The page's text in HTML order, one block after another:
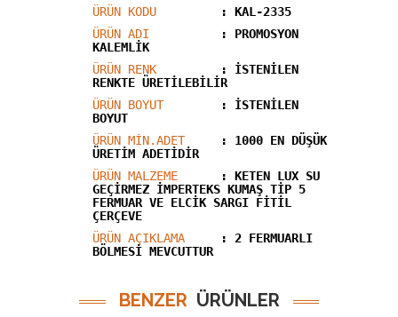
ÜRÜN KODU
: KAL-2335
ÜRÜN ADI
: PROMOSYON
KALEMLİK
ÜRÜN RENK
: İSTENİLEN
RENKTE ÜRETİLEBİLİR
ÜRÜN BOYUT
: İSTENİLEN
BOYUT
ÜRÜN MİN.ADET
: 1000 EN DÜŞÜK
ÜRETİM ADETİDİR
ÜRÜN MALZEME
: KETEN LUX SU
GEÇİRMEZ İMPERTEKS KUMAŞ TİP 5
FERMUAR VE ELCİK SARGI FİTİL
ÇERÇEVE
ÜRÜN AÇIKLAMA
: 2 FERMUARLI
BÖLMESİ MEVCUTTUR
BENZER ÜRÜNLER